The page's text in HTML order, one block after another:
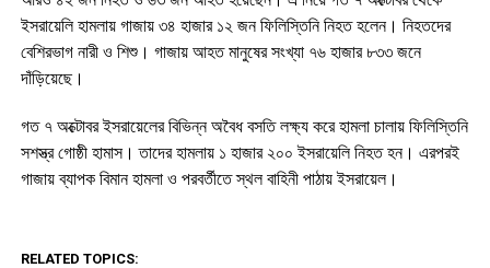
ইসরায়েলি হামলায় গাজায় ৩৪ হাজার ১২ জন ফিলিস্তিনি নিহত হলেন। নিহতদের
বেশিরভাগ নারী ও শিশু। গাজায় আহত মানুষের সংখ্যা ৭৬ হাজার ৮৩৩ জনে
দাঁড়িয়েছে।
গত ৭ অক্টোবর ইসরায়েলের বিভিন্ন অবৈধ বসতি লক্ষ্য করে হামলা চালায় ফিলিস্তিনি
সশস্ত্র গোষ্ঠী হামাস। তাদের হামলায় ১ হাজার ২০০ ইসরায়েলি নিহত হন। এরপরই
গাজায় ব্যাপক বিমান হামলা ও পরবর্তীতে স্থল বাহিনী পাঠায় ইসরায়েল।
RELATED TOPICS: